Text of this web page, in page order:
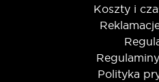
Koszty i
Polityka